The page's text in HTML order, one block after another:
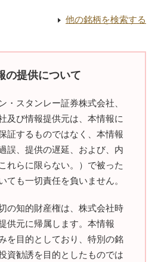
他の銘柄を検索する
の提供について
・スタンレー証券株式会社、
及び情報提供元は、本情報に
証するものではなく、本情報
誤、提供の遅延、および、内
れらに限らない。）で被った
ても一切責任を負いません。
の知的財産権は、株式会社時
供元に帰属します。本情報
を目的としており、特別の銘
資勧誘を目的としたものでは